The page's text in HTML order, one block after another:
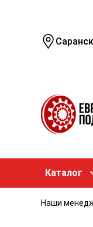
Саранск
Каталог
Наши